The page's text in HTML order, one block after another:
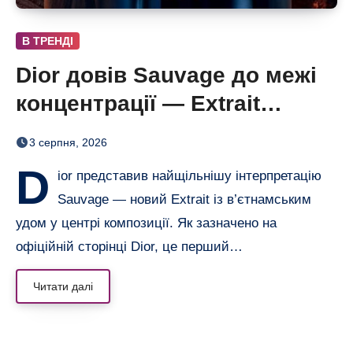
В ТРЕНДІ
Dior довів Sauvage до межі
концентрації — Extrait
дозріває 42 дні
3 серпня, 2026
D
ior представив найщільнішу інтерпретацію
Sauvage — новий Extrait із в’єтнамським
удом у центрі композиції. Як зазначено на
офіційній сторінці Dior, це перший…
Читати далі